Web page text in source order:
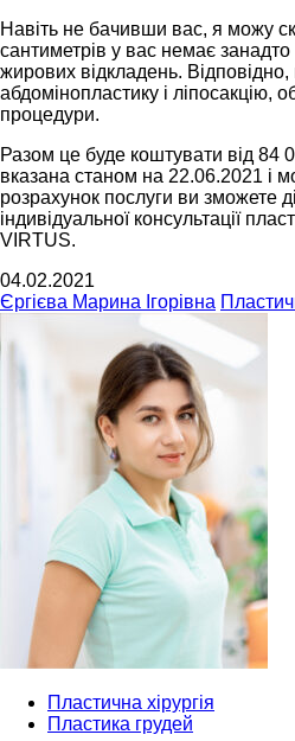
Навіть не бачивши вас, я можу
сантиметрів у вас немає занадто
жирових відкладень.
абдомінопластику і ліпосакцію,
процедури.
Разом це буде коштувати від 84
вказана станом на 22.06.2021 і
розрахунок послуги ви зможете
індивідуальної консультації
VIRTUS.
04.02.2021
Єргієва Марина Ігорівна
Пластична хірургія
Пластика грудей